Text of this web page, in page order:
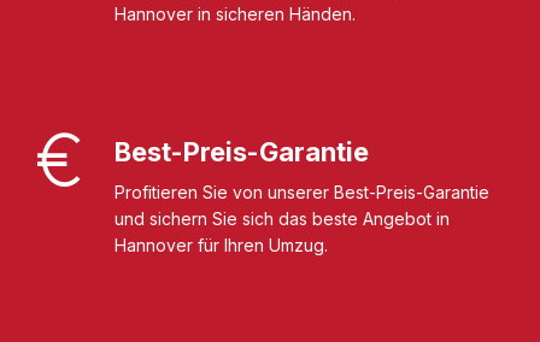
Hannover in sicheren Händen.
Best-Preis-Garantie
Profitieren Sie von unserer Best-Preis-Garantie
und sichern Sie sich das beste Angebot in
Hannover für Ihren Umzug.